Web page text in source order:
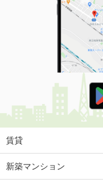
価 格
住 所
専有面
間取り
岐阜県大垣市南一色
価 格
住 所
専有面積
岐阜県瑞穂市稲里
賃貸
新築マンション